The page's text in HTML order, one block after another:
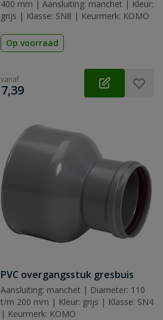
400 mm | Aansluiting: manchet | Kleur:
grijs | Klasse: SN8 | Keurmerk: KOMO
Op voorraad
vanaf
€
7,39
PVC overgangsstuk gresbuis
Aansluiting: manchet | Diameter: 110
t/m 200 mm | Kleur: grijs | Klasse: SN4
| Keurmerk: KOMO